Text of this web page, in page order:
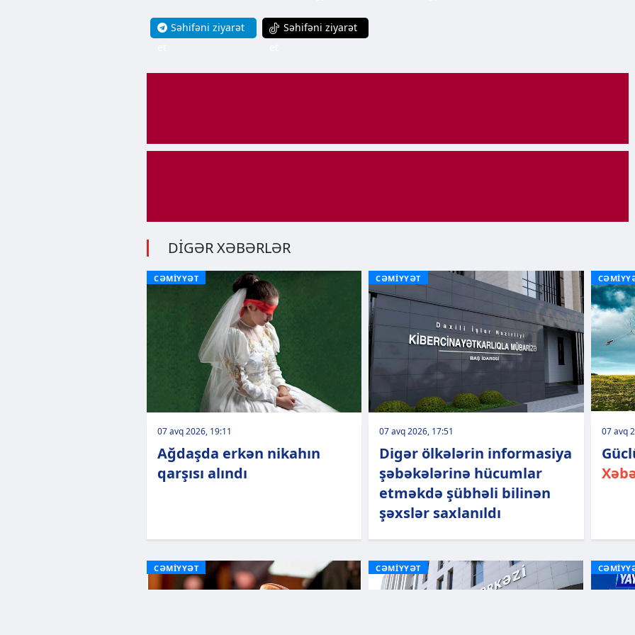
Səhifəni ziyarət
Səhifəni ziyarət
DİGƏR XƏBƏRLƏR
CƏMİYYƏT
07 avq 2026, 19:11
Ağdaşda erkən nikahın
qarşısı alındı
CƏMİYYƏT
07 avq 2026, 17:51
Digər ölkələrin informasiya
şəbəkələrinə hücumlar
etməkdə şübhəli bilinən
şəxslər saxlanıldı
07 avq
CƏMİYYƏT CƏMİYYƏT